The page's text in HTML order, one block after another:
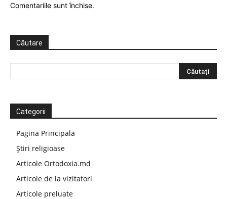
Comentariile sunt închise.
Căutare
Categorii
Pagina Principala
Știri religioase
Articole Ortodoxia.md
Articole de la vizitatori
Articole preluate